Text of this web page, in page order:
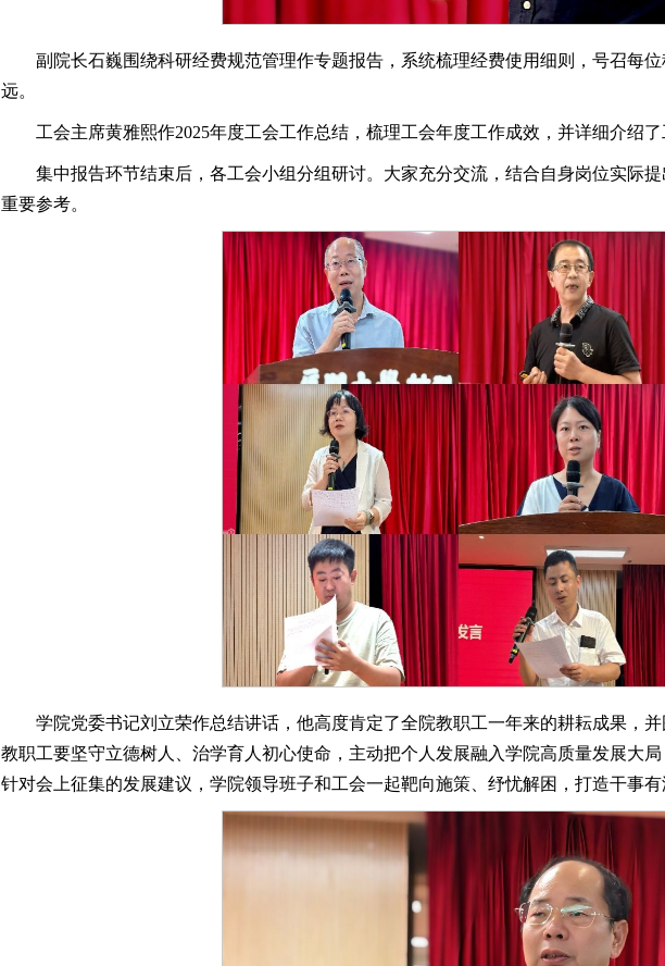
副院长石巍围绕科研经费规范管理作专题报告，系统梳理经费使用细则，号召每
远。
工会主席黄雅熙作2025年度工会工作总结，梳理工会年度工作成效，并详细介绍了
集中报告环节结束后，各工会小组分组研讨。大家充分交流，结合自身岗位实际
重要参考。
学院党委书记刘立荣作总结讲话，他高度肯定了全院教职工一年来的耕耘成果，
教职工要坚守立德树人、治学育人初心使命，主动把个人发展融入学院高质量发展大
针对会上征集的发展建议，学院领导班子和工会一起靶向施策、纾忧解困，打造干事有